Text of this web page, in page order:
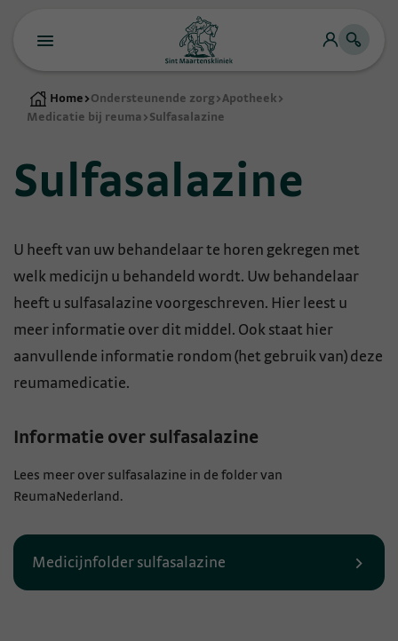
Home >Ondersteunende zorg >Apotheek >
Medicatie bij reuma > Sulfasalazine
Sulfasalazine
U heeft van uw behandelaar te horen gekregen met
welk medicijn u behandeld wordt. Uw behandelaar
heeft u sulfasalazine voorgeschreven. Hier leest u
meer informatie over dit middel. Ook staat hier
aanvullende informatie rondom (het gebruik van) deze
reumamedicatie.
Informatie over sulfasalazine
Lees meer over sulfasalazine in de folder van
ReumaNederland.
Medicijnfolder sulfasalazine